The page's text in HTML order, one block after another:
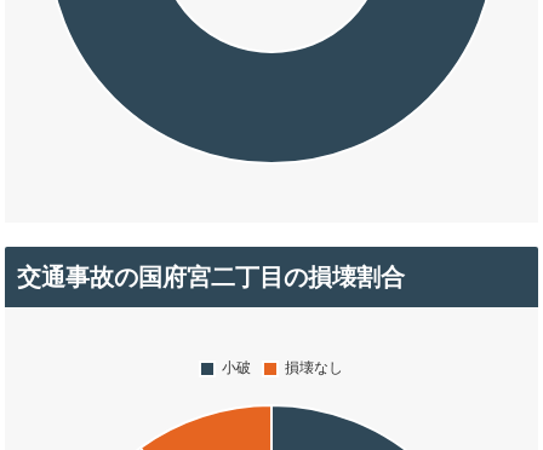
交通事故の国府宮二丁目の損壊割合